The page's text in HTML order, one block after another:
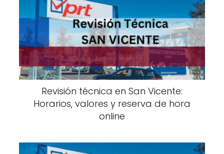
Revisión técnica en San Vicente:
Horarios, valores y reserva de hora
online